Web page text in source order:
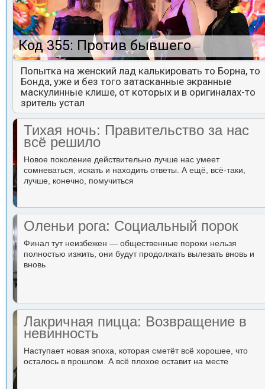
Код 355: Против бывшего
Попытка на женский лад калькировать то Борна, то
Бонда, уже и без того затасканные экранные
маскулинные клише, от которых и в оригиналах-то
зритель устал
Тихая ночь: Правительство за нас
всё решило
Новое поколение действительно лучше нас умеет
сомневаться, искать и находить ответы. А ещё, всё-таки,
лучше, конечно, помучиться
Оленьи рога: Социальный порок
Финал тут неизбежен — общественные пороки нельзя
полностью изжить, они будут продолжать вылезать вновь и
вновь
Лакричная пицца: Возвращение в
невинность
Наступает новая эпоха, которая сметёт всё хорошее, что
осталось в прошлом. А всё плохое оставит на месте